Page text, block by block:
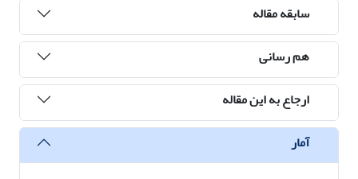
سابقه مقاله
هم رسانی
ارجاع به این مقاله
آمار